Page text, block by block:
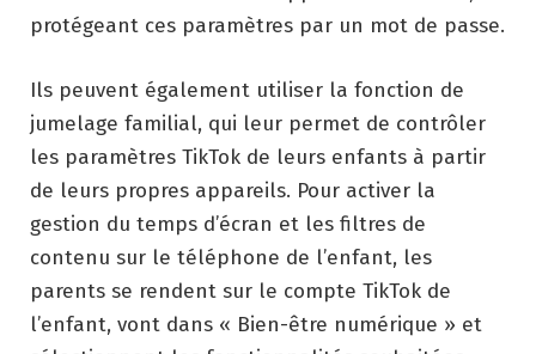
protégeant ces paramètres par un mot de passe.
Ils peuvent également utiliser la fonction de
jumelage familial, qui leur permet de contrôler
les paramètres TikTok de leurs enfants à partir
de leurs propres appareils. Pour activer la
gestion du temps d’écran et les filtres de
contenu sur le téléphone de l’enfant, les
parents se rendent sur le compte TikTok de
l’enfant, vont dans « Bien-être numérique » et